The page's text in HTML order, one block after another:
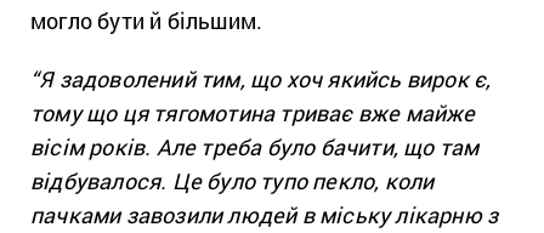
могло бути й більшим.
“Я задоволений тим, що хоч якийсь вирок є,
тому що ця тягомотина триває вже майже
вісім років. Але треба було бачити, що там
відбувалося. Це було тупо пекло, коли
пачками завозили людей в міську лікарню з